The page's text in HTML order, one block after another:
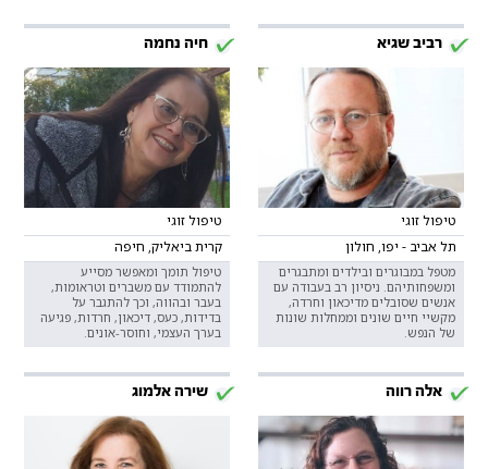
רביב שגיא
טיפול זוגי
תל אביב - יפו, חולון
מטפל במבוגרים ובילדים ומתבגרים
ומשפחותיהם. ניסיון רב בעבודה עם
אנשים שסובלים מדיכאון וחרדה,
מקשיי חיים שונים וממחלות שונות
של הנפש.
חיה נחמה
טיפול זוגי
קרית ביאליק, חיפה
טיפול תומך ומאפשר מסייע
להתמודד עם משברים וטראומות,
בעבר ובהווה, וכך להתגבר על
בדידות, כעס, דיכאון, חרדות, פגיעה
בערך העצמי, וחוסר-אונים.
אלה רווה שירה אלמוג